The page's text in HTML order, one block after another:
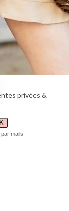
privées &
mails